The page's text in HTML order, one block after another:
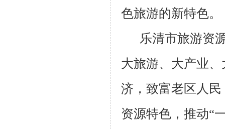
色旅游的新特色。
乐清市旅游资
大旅游、大产业
济，致富老区人
资源特色，推动“